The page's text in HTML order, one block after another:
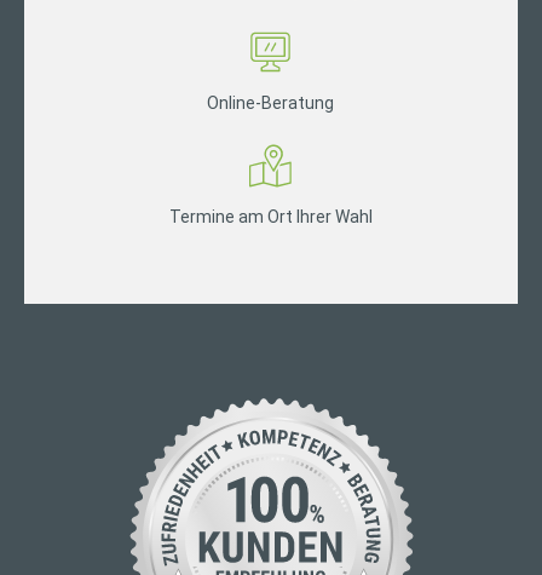
Online-Beratung
Termine am Ort Ihrer Wahl